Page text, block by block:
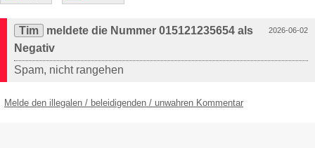
2026-06-02
Tim
meldete die Nummer 015121235654 als
Negativ
Spam, nicht rangehen
Melde den illegalen / beleidigenden / unwahren Kommentar